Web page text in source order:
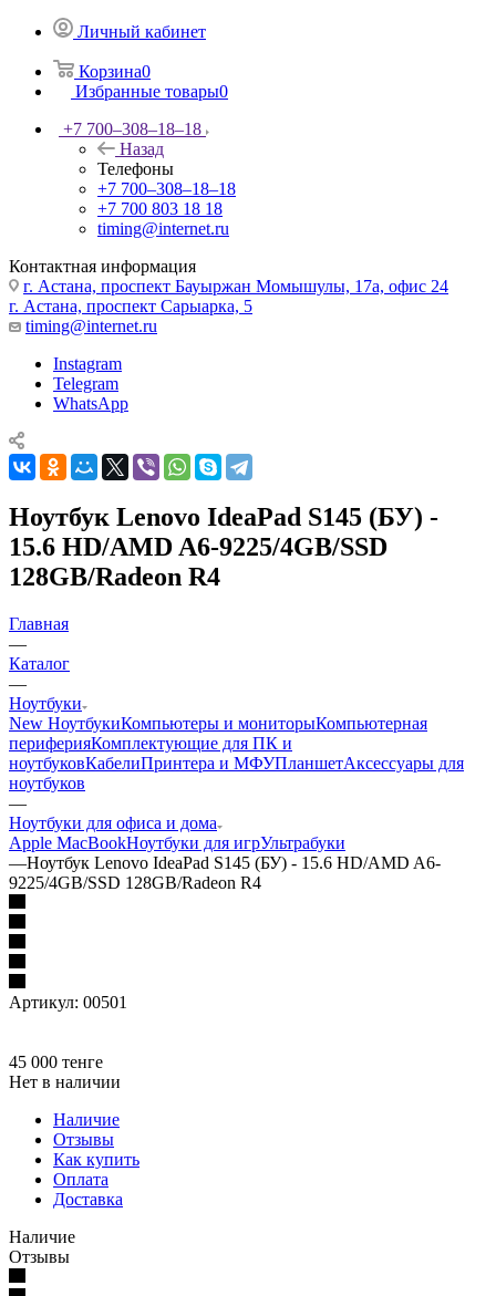
Личный кабинет
Корзина0
Избранные товары0
+7 700‒308‒18‒18
Назад
Телефоны
+7 700‒308‒18‒18
+7 700 803 18 18
timing@internet.ru
Контактная информация
г. Астана, проспект Бауыржан Момышулы, 17а, офис 24
г. Астана, проспект Сарыарка, 5
timing@internet.ru
Instagram
Telegram
WhatsApp
Ноутбук Lenovo IdeaPad S145 (БУ) -
15.6 HD/AMD A6-9225/4GB/SSD
128GB/Radeon R4
Главная
—
Каталог
—
Ноутбуки
New НоутбукиКомпьютеры и мониторыКомпьютерная
периферияКомплектующие для ПК и
ноутбуковКабелиПринтера и МФУПланшетАксессуары для
ноутбуков
—
Ноутбуки для офиса и дома
Apple MacBookНоутбуки для игрУльтрабуки
—Ноутбук Lenovo IdeaPad S145 (БУ) - 15.6 HD/AMD A6-
9225/4GB/SSD 128GB/Radeon R4
Артикул: 00501
45 000 тенге
Нет в наличии
Наличие
Отзывы
Как купить
Оплата
Доставка
Наличие
Отзывы